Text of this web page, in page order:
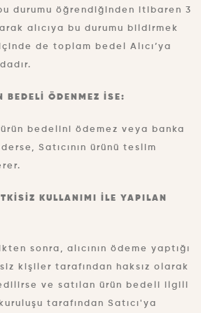
durumu öğrendiğinden itibaren 3
alıcıya bu durumu bildirmek
de toplam bedel Alıcı’ya
BEDELİ ÖDENMEZ İSE:
ürün bedelini ödemez veya banka
Satıcının ürünü teslim
KULLANIMI İLE YAPILAN
sonra, alıcının ödeme yaptığı
kişiler tarafından haksız olarak
ve satılan ürün bedeli ilgili
tarafından Satıcı'ya